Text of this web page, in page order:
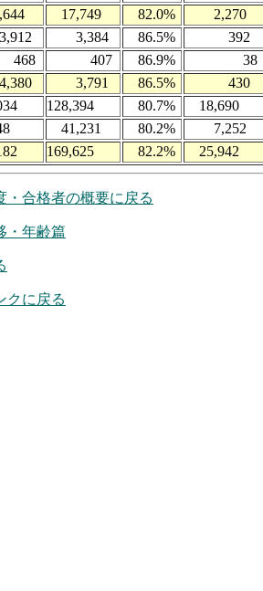
17,749 82.0% 2,270
3,384 86.5%
392
407 86.9%
38
3,791 86.5% 430
128,394 80.7%
18,690
41,231 80.2%
7,252
169,625 82.2% 25,942
・合格者の概要に戻る
・年齢篇
クに戻る